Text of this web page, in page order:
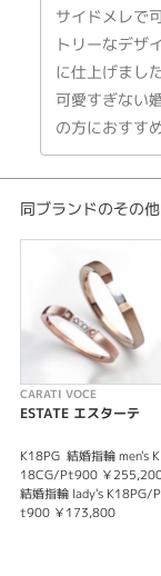
Carati Voce 【CER-
緩やかなカーブで指
センターダイヤに寄
【Pt900、
※税込み価格になりま
サイドメレで
トリーなデザ
に仕上げました
可愛すぎない
の方におすす
同ブランドのその
CARATI VOCE
ESTATE エスターテ
K18PG 結婚指輪 men's K
18CG/Pt900 ￥
結婚指輪 lady's K18PG/P
t900 ￥173,800